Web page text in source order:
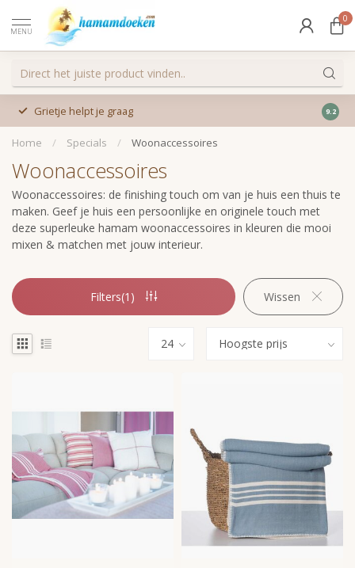
MENU
0
Grietje helpt je graag 9.2
Home / Specials / Woonaccessoires
Woonaccessoires
Woonaccessoires: de finishing touch om van je huis een thuis te
maken. Geef je huis een persoonlijke en originele touch met
deze superleuke hamam woonaccessoires in kleuren die mooi
mixen & matchen met jouw interieur.
Filters(1) Wissen